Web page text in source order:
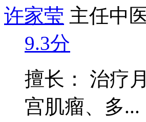
许家莹 主任中
9.3分
擅长： 治疗
宫肌瘤、多...